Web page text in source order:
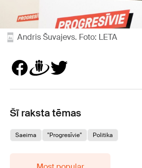
Andris Šuvajevs. Foto: LETA
Šī raksta tēmas
Saeima "Progresīvie" Politika